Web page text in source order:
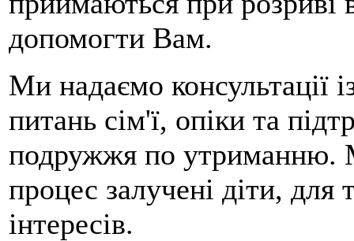
допомогти Вам.
Ми надаємо консультації
питань сім'ї, опіки та
подружжя по утриманню.
процес залучені діти, для
інтересів.